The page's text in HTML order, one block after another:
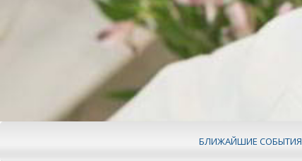
БЛИЖАЙШИЕ СОБЫТИЯ